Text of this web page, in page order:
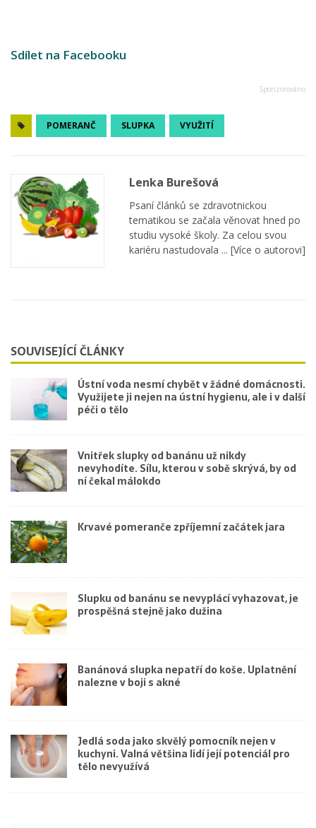
Sdílet na Facebooku
POMERANČ SLUPKA VYUŽITÍ
Lenka Burešová
Psaní článků se zdravotnickou
tematikou se začala věnovat hned po
studiu vysoké školy. Za celou svou
kariéru nastudovala ... [Více o autorovi]
SOUVISEJÍCÍ ČLÁNKY
Ústní voda nesmí chybět v žádné domácnosti.
Využijete ji nejen na ústní hygienu, ale i v další
péči o tělo
Vnitřek slupky od banánu už nikdy
nevyhodíte. Sílu, kterou v sobě skrývá, by od
ní čekal málokdo
Krvavé pomeranče zpříjemní začátek jara
Slupku od banánu se nevyplácí vyhazovat, je
prospěšná stejně jako dužina
Banánová slupka nepatří do koše. Uplatnění
nalezne v boji s akné
Jedlá soda jako skvělý pomocník nejen v
kuchyni. Valná většina lidí její potenciál pro
tělo nevyužívá